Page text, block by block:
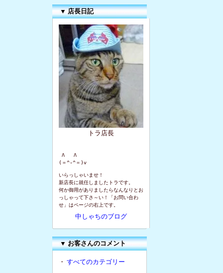
▼ 店長日記
トラ店長
Λ   Λ
(＝^-^＝)v
いらっしゃいませ！
新店長に就任しましたトラです。
何か御用がありましたらなんなりとお
っしゃって下さ～い！「お問い合わ
せ」はページの右上です。
中しゃちのブログ
▼お客さんのコメント
・ すべてのカテゴリー